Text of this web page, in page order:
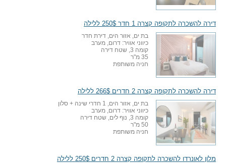
דירה להשכרה לתקופה קצרה 1 חדר 250$ ללילה
בת ים, אזור הים, דירת חדר
כיווני אוויר: דרום, מערב
קומה 3, שטח דירה
35 מ"ר
חניה משותפת
דירה להשכרה לתקופה קצרה 2 חדרים 266$ ללילה
בת ים, אזור הים, 1 חדרי שינה + סלון
כיווני אוויר: דרום, מערב
קומה 3, נוף לים, שטח דירה
50 מ"ר
חניה משותפת
מלון לאונרדו להשכרה לתקופה קצרה 2 חדרים 250$ ללילה